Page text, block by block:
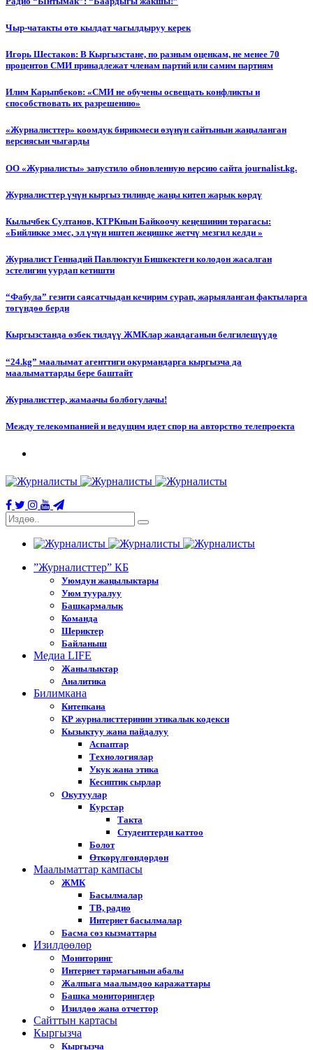
Чыр-чатакты өтө кылдат чагылдыруу керек
Игорь Шестаков: В Кыргызстане, по разным оценкам, не менее 70
процентов СМИ принадлежат членам партий или самим партиям
Илим Карыпбеков: «СМИ не обучены освещать конфликты и
способствовать их разрешению»
«Журналисттер» коомдук бирикмеси өзүнүн сайтынын жаңыланган
версиясын чыгарды
ОО «Журналисты» запустило обновленную версию сайта journalist.kg.
Журналисттер үчүн кыргыз тилинде жаңы китеп жарык көрдү
Кылычбек Султанов, КТРКнын Байкоочу кеңешинин төрагасы:
«Бийликке эмес, эл үчүн иштеп жеңишке жетчү мезгил келди »
Журналист Геннадий Павлюктун Бишкектеги колодон жасалган
эстелигин уурдап кетишти
“Фабула” гезити саясатчыдан кечирим сурап, жарыяланган фактыларга
төгүндөө берди
Кыргызстанда өзбек тилдүү ЖМКлар жандаганын белгилешүүдө
“24.kg” маалымат агенттиги окурмандарга кыргызча да
маалыматтарды бере баштайт
Журналисттер, жамаачы болбогулачы!
Между телекомпанией и ведущим идет спор на авторство телепроекта
”Журналисттер” КБ
Уюмдун жаңылыктары
Уюм тууралуу
Башкармалык
Команда
Шериктер
Байланыш
Медиа LIFE
Жанылыктар
Аналитика
Билимкана
Китепкана
КР журналисттеринин этикалык кодекси
Кызыктуу жана пайдалуу
Аспаптар
Технологиялар
Укук жана этика
Кесиптик сырлар
Окутуулар
Курстар
Такта
Студенттерди каттоо
Болот
Өткөрүлгөндөрдөн
Маалыматтар кампасы
ЖМК
Басылмалар
ТВ, радио
Интернет басылмалар
Басма сөз кызматтары
Изилдөөлөр
Мониторинг
Интернет тармагынын абалы
Жалпыга маалымдоо каражаттары
Башка мониторингдер
Изилдөө жана отчеттор
Cайттын картасы
Кыргызча
Кыргызча